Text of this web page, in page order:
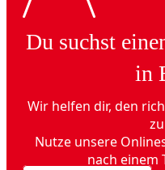
Du suchst
in
Wir helfen dir, den
Nutze unsere
nach einem